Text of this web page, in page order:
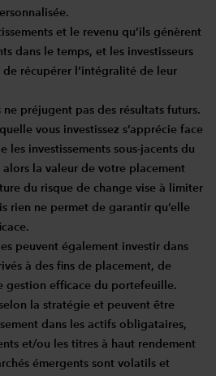
et le revenu qu’ils génèrent
dans le temps, et les investisseurs
de récupérer l’intégralité de leur
ne préjugent pas des résultats futurs.
vous investissez s’apprécie face
les investissements sous-jacents du
alors la valeur de votre placement
du risque de change vise à limiter
rien ne permet de garantir qu’elle
peuvent également investir dans
à des fins de placement, de
gestion efficace du portefeuille.
la stratégie et peuvent être
dans les actifs obligataires,
et/ou les titres à haut rendement
émergents sont volatils et